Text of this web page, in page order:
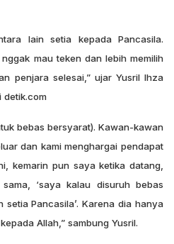
lain setia kepada Pancasila.
mau teken dan lebih memilih
penjara selesai,” ujar Yusril Ihza
detik.com
bebas bersyarat). Kawan-kawan
dan kami menghargai pendapat
kemarin pun saya ketika datang,
‘saya kalau disuruh bebas
Pancasila’. Karena dia hanya
Allah,” sambung Yusril.